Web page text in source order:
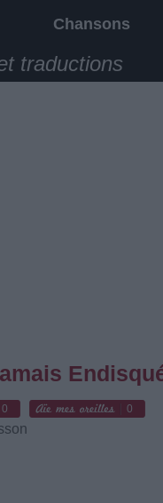
Chansons
traductions
0 0